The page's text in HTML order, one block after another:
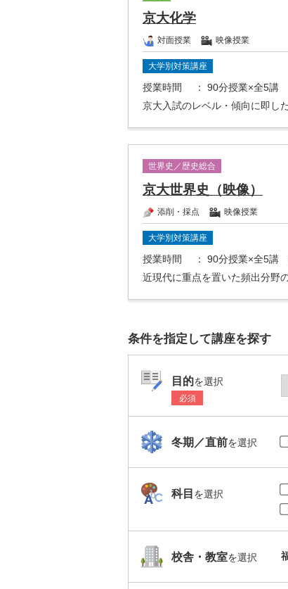
京大化学
対面授業 映像授業
大学別対策講座
授業時間
： 90分授業×全5講
京大入試のレベル・傾向に即し
世界史／歴史総合
京大世界史（映像）
添削・採点 映像授業
大学別対策講座
授業時間
： 90分授業×全5
近現代に重点を置いた頻出分野
条件を指定して講座を探す
目的を選択
必須
冬期／直前を選択
科目 を選択
校舎・教室を選択